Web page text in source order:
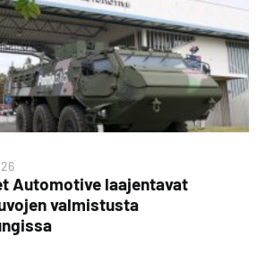
Automotive laajentavat
valmistusta